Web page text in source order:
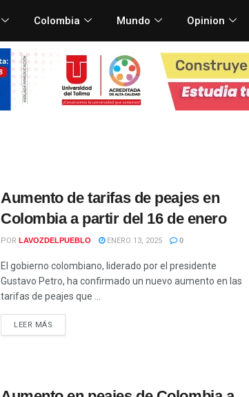
Colombia Mundo Opinion
Aumento de tarifas de peajes en
Colombia a partir del 16 de enero
POR LAVOZDELPUEBLO ENERO 13, 2025 0
El gobierno colombiano, liderado por el presidente
Gustavo Petro, ha confirmado un nuevo aumento en las
tarifas de peajes que ...
LEER MÁS